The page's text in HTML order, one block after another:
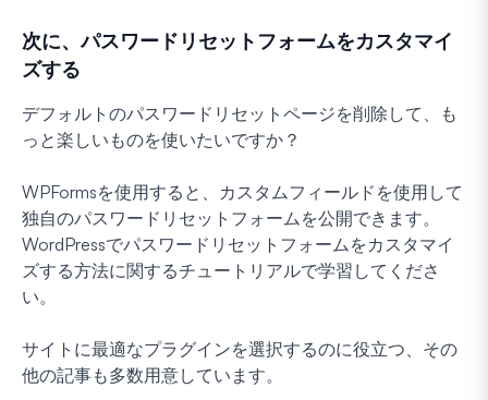
次に、パスワードリセットフォームをカスタマイ
ズする
デフォルトのパスワードリセットページを削除して、も
っと楽しいものを使いたいですか？
WPFormsを使用すると、カスタムフィールドを使用して
独自のパスワードリセットフォームを公開できます。
WordPressでパスワードリセットフォームをカスタマイ
ズする方法に関するチュートリアルで学習してくださ
い。
サイトに最適なプラグインを選択するのに役立つ、その
他の記事も多数用意しています。